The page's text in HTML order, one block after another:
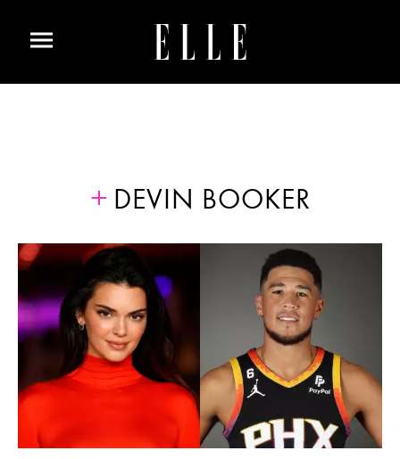
DEVIN BOOKER